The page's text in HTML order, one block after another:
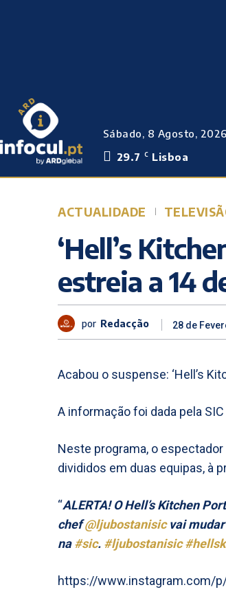
Sábado, 8 Agosto, 2026
29.7
C Lisboa
ACTUALIDADE
‘Hell’s
estreia a 14
por Redacção 28 de
Acabou o suspense: ‘Hell’s
A informação foi dada pela
Neste programa, o
divididos em duas equipas, à
“ALERTA! O Hell’s Kitchen
chef@ljubostanisicvai mudar
na#sic. #ljubostanisic
https://www.instagram.com/